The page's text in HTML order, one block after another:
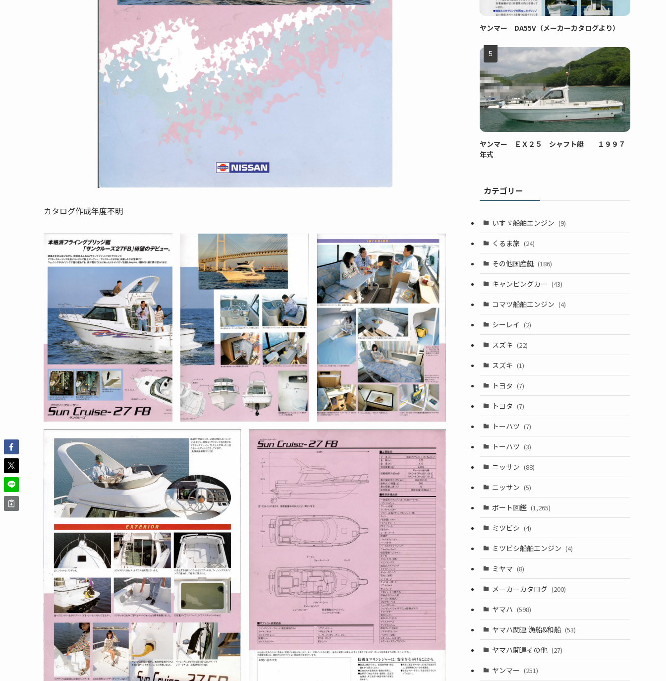
カタログ作成年度不明
ヤンマー DA55V（メーカーカタログより）
ヤンマー ＥＸ２５ シャフト艇 １９９７
年式
カテゴリー
いすゞ船舶エンジン (9)
くるま旅 (24)
その他国産艇 (186)
キャンピングカー (43)
コマツ船舶エンジン (4)
シーレイ (2)
スズキ (22)
スズキ (1)
トヨタ (7)
トヨタ (7)
トーハツ (7)
トーハツ (3)
ニッサン (88)
ニッサン (5)
ボート図鑑 (1,265)
ミツビシ (4)
ミツビシ船舶エンジン (4)
ミヤマ (8)
メーカーカタログ (200)
ヤマハ (598)
ヤマハ関連 漁船&和船 (53)
ヤマハ関連その他 (27)
ヤンマー (251)